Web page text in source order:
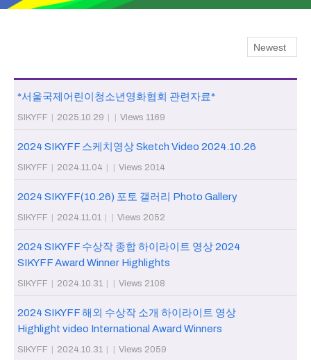
*서울국제어린이청소년영화협회 관련자료*
SIKYFF | 2025.10.29 | | Views 1169
2024 SIKYFF 스케치영상 Sketch Video 2024.10.26
SIKYFF | 2024.11.04 | | Views 2014
2024 SIKYFF(10.26) 포토 갤러리 Photo Gallery
SIKYFF | 2024.11.01 | | Views 2052
2024 SIKYFF 수상작 종합 하이라이트 영상 2024
SIKYFF Award Winner Highlights
SIKYFF | 2024.10.31 | | Views 2108
2024 SIKYFF 해외 수상작 소개 하이라이트 영상
Highlight video International Award Winners
SIKYFF | 2024.10.31 | | Views 2059